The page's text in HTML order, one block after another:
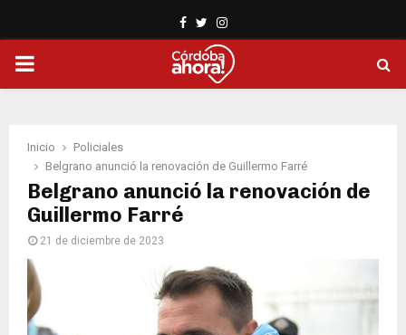
Facebook
TwitterInstagram
PRIMARY
Inicio
Policiales
Belgrano anunció la renovación de Guillermo Farré
Belgrano anunció la renovación de
Guillermo Farré
21 de diciembre de 2023